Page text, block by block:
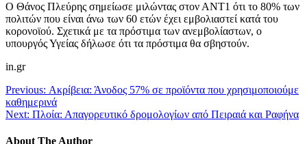
Ο Θάνος Πλεύρης σημείωσε μιλώντας στον ΑΝΤ1 ότι το 80% των
πολιτών που είναι άνω των 60 ετών έχει εμβολιαστεί κατά του
κορονοϊού. Σχετικά με τα πρόστιμα των ανεμβολίαστων, ο
υπουργός Υγείας δήλωσε ότι τα πρόστιμα θα σβηστούν.
in.gr
Previous: Ακρίβεια: Άνοδος 57% σε προϊόντα που χρησιμοποιούμε
καθημερινά
Next: Πλοία: Απαγορευτικό δρομολογίων από Πειραιά και Ραφήνα
About The Author